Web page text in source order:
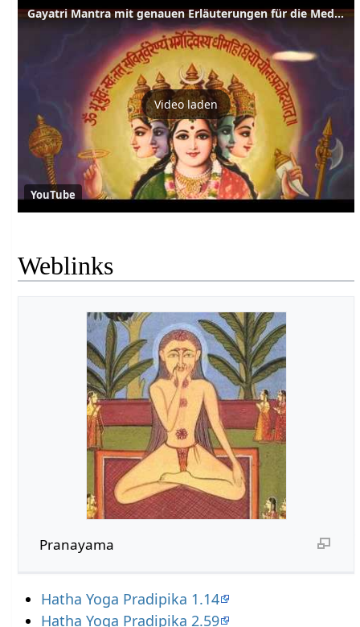
Gayatri Mantra mit genauen Erläuterungen für die Meditation
Video laden
YouTube
Weblinks
Pranayama
Hatha Yoga Pradipika 1.14
Hatha Yoga Pradipika 2.59